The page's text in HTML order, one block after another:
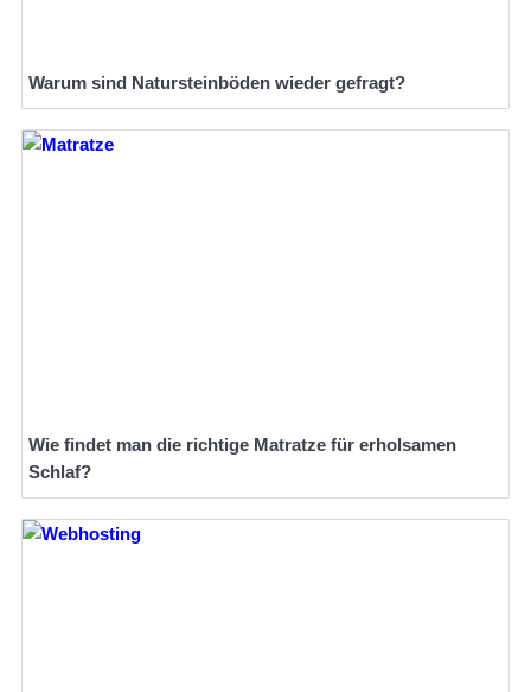
Warum sind Natursteinböden wieder gefragt?
Wie findet man die richtige Matratze für erholsamen
Schlaf?